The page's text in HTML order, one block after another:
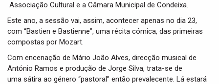
Associação Cultural e a Câmara Municipal de Condeixa.
Este ano, a sessão vai, assim, acontecer apenas no dia 23,
com “Bastien e Bastienne”, uma récita cómica, das primeiras
compostas por Mozart.
Com encenação de Mário João Alves, direcção musical de
António Ramos e produção de Jorge Silva, trata-se de
uma sátira ao género “pastoral” então prevalecente. Lá estará